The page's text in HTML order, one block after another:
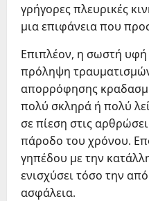
γρήγορες πλευρικές
μια επιφάνεια που
Επιπλέον, η σωστή
πρόληψη
απορρόφησης
πολύ σκληρά ή πολύ
σε πίεση στις
πάροδο του χρόνου.
γηπέδου με την
ενισχύσει τόσο την
ασφάλεια.